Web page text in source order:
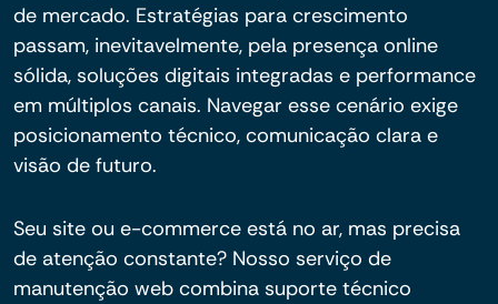
de mercado. Estratégias para crescimento
passam, inevitavelmente, pela presença online
sólida, soluções digitais integradas e performance
em múltiplos canais. Navegar esse cenário exige
posicionamento técnico, comunicação clara e
visão de futuro.
Seu site ou e-commerce está no ar, mas precisa
de atenção constante? Nosso serviço de
manutenção web combina suporte técnico